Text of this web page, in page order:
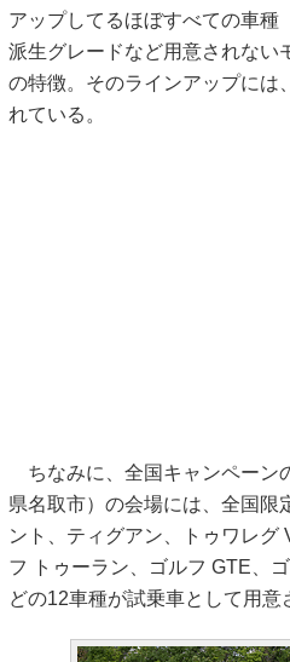
アップしてるほぼすべての車種
派生グレードなど用意されない
の特徴。そのラインアップには
れている。
ちなみに、全国キャンペーン
県名取市）の会場には、全国限
ント、ティグアン、トゥワレグ
フ トゥーラン、ゴルフ GTE、
どの12車種が試乗車として用意